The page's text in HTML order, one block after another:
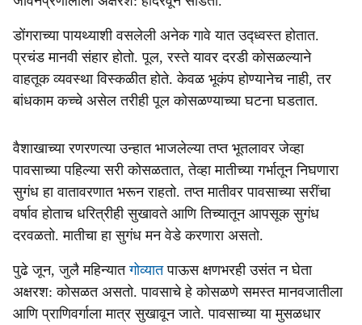
डोंगराच्या पायथ्याशी वसलेली अनेक गावे यात उद्ध्वस्त होतात.
प्रचंड मानवी संहार होतो. पूल, रस्ते यावर दरडी कोसळल्याने
वाहतूक व्यवस्था विस्कळीत होते. केवळ भूकंप होण्यानेच नाही, तर
बांधकाम कच्चे असेल तरीही पूल कोसळण्याच्या घटना घडतात.
वैशाखाच्या रणरणत्या उन्हात भाजलेल्या तप्त भूतलावर जेव्हा
पावसाच्या पहिल्या सरी कोसळतात, तेव्हा मातीच्या गर्भातून निघणारा
सुगंध हा वातावरणात भरून राहतो. तप्त मातीवर पावसाच्या सरींचा
वर्षाव होताच धरित्रीही सुखावते आणि तिच्यातून आपसूक सुगंध
दरवळतो. मातीचा हा सुगंध मन वेडे करणारा असतो.
पुढे जून, जुलै महिन्यातगोव्यातपाऊस क्षणभरही उसंत न घेता
अक्षरश: कोसळत असतो. पावसाचे हे कोसळणे समस्त मानवजातीला
आणि प्राणिवर्गाला मात्र सुखावून जाते. पावसाच्या या मुसळधार